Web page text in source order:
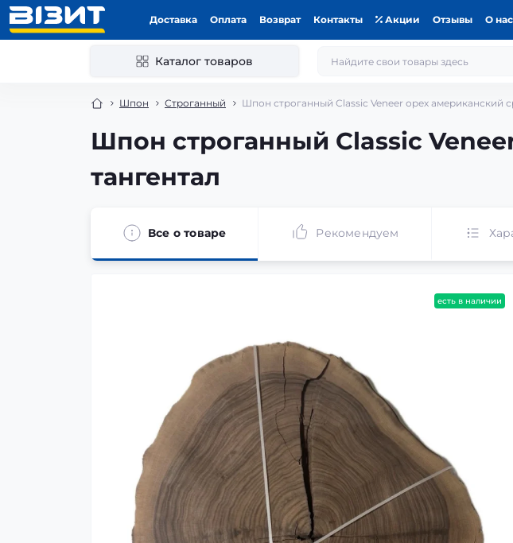
Доставка Оплата Возврат Контакты Акции Отзывы О нас
Каталог товаров
Шпон Строганный Шпон строганный Classic Veneer орех американский
Шпон строганный Classic
тангентал
Все о товаре Рекомендуем
есть в наличии